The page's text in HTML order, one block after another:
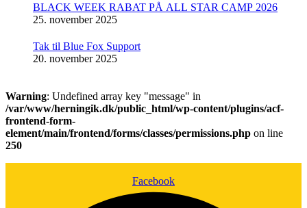
BLACK WEEK RABAT PÅ ALL STAR CAMP 2026
25. november 2025
Tak til Blue Fox Support
20. november 2025
Warning: Undefined array key "message" in
/var/www/herningik.dk/public_html/wp-content/plugins/acf-
frontend-form-
element/main/frontend/forms/classes/permissions.php on line
250
Facebook